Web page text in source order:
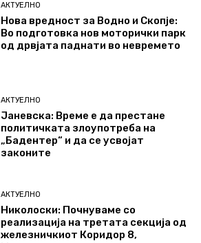
АКТУЕЛНО
Нова вредност за Водно и Скопје:
Во подготовка нов моторички парк
од дрвјата паднати во невремето
АКТУЕЛНО
Јаневска: Време е да престане
политичката злоупотреба на
„Бадентер“ и да се усвојат
законите
АКТУЕЛНО
Николоски: Почнуваме со
реализација на третата секција од
железничкиот Коридор 8,